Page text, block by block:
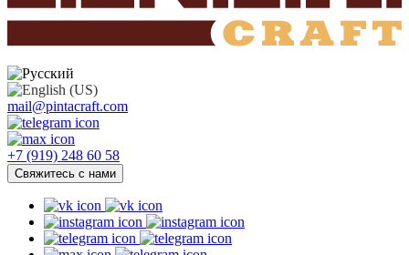
mail@pintacraft.com
+7 (919) 248 60 58
Свяжитесь с нами